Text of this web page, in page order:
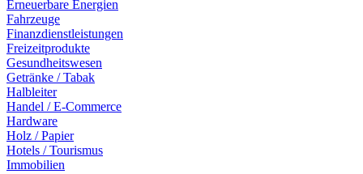
Erneuerbare Energien
Fahrzeuge
Finanzdienstleistungen
Freizeitprodukte
Gesundheitswesen
Getränke / Tabak
Halbleiter
Handel / E-Commerce
Hardware
Holz / Papier
Hotels / Tourismus
Immobilien